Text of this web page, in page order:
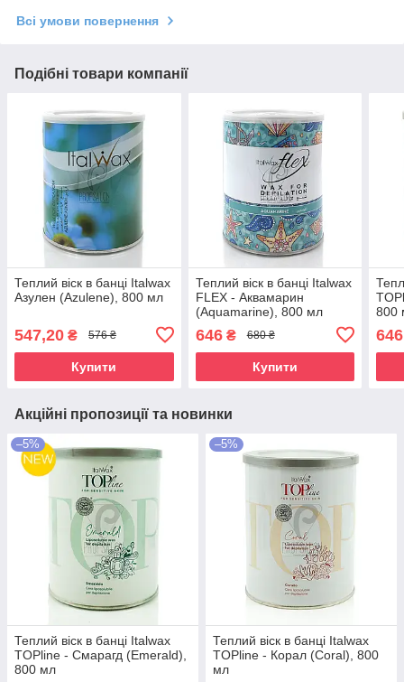
Всі умови повернення
Подібні товари компанії
Теплий віск в банці Italwax
Азулен (Azulene), 800 мл
547,20 ₴ 576 ₴
Купити
Теплий віск в банці Italwax
FLEX - Аквамарин
(Aquamarine), 800 мл
646₴ 680 ₴
Купити
800
646
Акційні пропозиції та новинки
–5%
Теплий віск в банці Italwax
TOPline - Смарагд (Emerald),
800 мл
–5%
Теплий віск в банці Italwax
TOPline - Корал (Coral), 800
мл